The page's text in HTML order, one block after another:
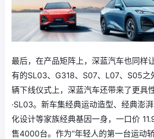
最后，在产品矩阵上，深蓝汽车也同样
有的SL03、G318、S07、L07、S05之
辆下线仪式上，深蓝汽车还带来了更具
·SL03。新车集经典运动造型、经典澎
化设计等家族经典基因一身，一口价
售4000台。作为“年轻人的第一台运动